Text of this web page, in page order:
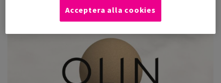
meningsfullt sätt till insatser inom miljön.
Acceptera alla cookies